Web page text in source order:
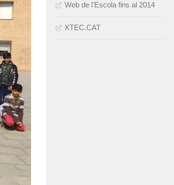
Web de l'Escola fins al 2014
XTEC.CAT